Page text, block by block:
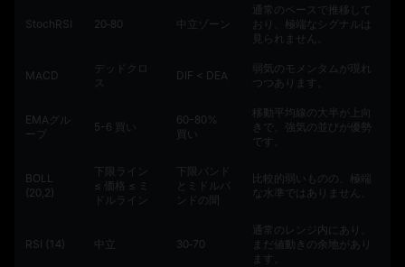
StochRSI 20‑80 中立ゾーン
通常のペースで推移して
おり、極端なシグナルは
見られません。
MACD
デッドクロ
ス
DIF < DEA
弱気のモメンタムが現れ
つつあります。
EMAグル
ープ
5-6 買い
60-80%
買い
移動平均線の大半が上向
きで、強気の並びが優勢
です。
BOLL
(20,2)
下限ライン
≤ 価格 ≤ ミ
ドルライン
下限バンド
とミドルバ
ンドの間
比較的弱いものの、極端
な水準ではありません。
RSI (14) 中立 30‑70
通常のレンジ内にあり、
まだ値動きの余地があり
ます。